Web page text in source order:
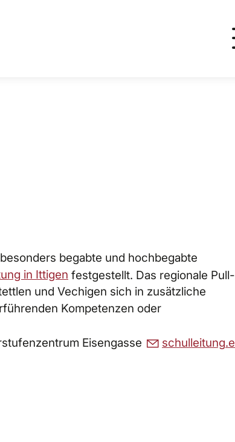
begabte und hochbegabte
in Ittigen festgestellt. Das regionale Pull-
und Vechigen sich in zusätzliche
Kompetenzen oder
Eisengasse
sch ll t ng